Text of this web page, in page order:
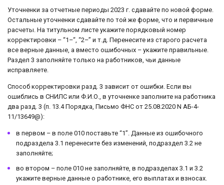
Уточненки за отчетные периоды 2023 г. сдавайте по новой форме.
Остальные уточненки сдавайте по той же форме, что и первичные
расчеты. На титульном листе укажите порядковый номер
корректировки – “1–“, “2–” и т.д. Перенесите из старого расчета
все верные данные, а вместо ошибочных – укажите правильные.
Раздел 3 заполняйте только на работников, чьи данные
исправляете.
Способ корректировки разд. 3 зависит от ошибки. Если вы
ошиблись в СНИЛС или Ф.И.О., в уточненке заполните на работника
два разд. 3 (п. 13.4 Порядка, Письмо ФНС от 25.08.2020 N АБ-4-
11/13649@):
в первом – в поле 010 поставьте “1”. Данные из ошибочного
подраздела 3.1 перенесите без изменений, подраздел 3.2 не
заполняйте;
во втором – поле 010 не заполняйте, в подразделах 3.1 и 3.2
укажите верные данные о работнике, его выплатах и взносах.